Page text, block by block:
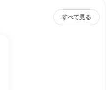
すべて見る